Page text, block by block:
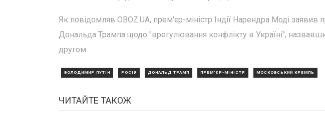
Як повідомляв OBOZ.UA, прем'єр-міністр Індії Нарендра Моді
Дональда Трампа щодо "врегулювання конфлікту в Україні",
другом.
ВОЛОДИМИР ПУТІН РОСІЯ ДОНАЛЬД ТРАМП ПРЕМ'ЄР-МІНІСТР МОСКОВСЬКИЙ КРЕМЛЬ
ЧИТАЙТЕ ТАКОЖ